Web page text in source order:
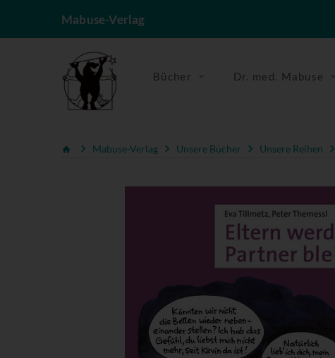
Mabuse-Verlag
Bücher Dr. med. Mabuse
Mabuse-Verlag Unsere Bücher Unsere Reihen